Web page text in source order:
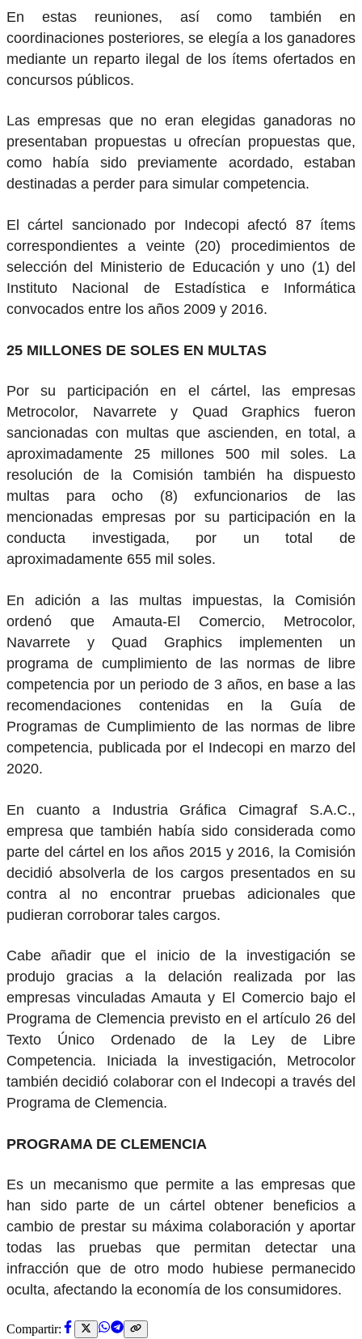
En estas reuniones, así como también en
coordinaciones posteriores, se elegía a los ganadores
mediante un reparto ilegal de los ítems ofertados en
concursos públicos.
Las empresas que no eran elegidas ganadoras no
presentaban propuestas u ofrecían propuestas que,
como había sido previamente acordado, estaban
destinadas a perder para simular competencia.
El cártel sancionado por Indecopi afectó 87 ítems
correspondientes a veinte (20) procedimientos de
selección del Ministerio de Educación y uno (1) del
Instituto Nacional de Estadística e Informática
convocados entre los años 2009 y 2016.
25 MILLONES DE SOLES EN MULTAS
Por su participación en el cártel, las empresas
Metrocolor, Navarrete y Quad Graphics fueron
sancionadas con multas que ascienden, en total, a
aproximadamente 25 millones 500 mil soles. La
resolución de la Comisión también ha dispuesto
multas para ocho (8) exfuncionarios de las
mencionadas empresas por su participación en la
conducta investigada, por un total de
aproximadamente 655 mil soles.
En adición a las multas impuestas, la Comisión
ordenó que Amauta-El Comercio, Metrocolor,
Navarrete y Quad Graphics implementen un
programa de cumplimiento de las normas de libre
competencia por un periodo de 3 años, en base a las
recomendaciones contenidas en la Guía de
Programas de Cumplimiento de las normas de libre
competencia, publicada por el Indecopi en marzo del
2020.
En cuanto a Industria Gráfica Cimagraf S.A.C.,
empresa que también había sido considerada como
parte del cártel en los años 2015 y 2016, la Comisión
decidió absolverla de los cargos presentados en su
contra al no encontrar pruebas adicionales que
pudieran corroborar tales cargos.
Cabe añadir que el inicio de la investigación se
produjo gracias a la delación realizada por las
empresas vinculadas Amauta y El Comercio bajo el
Programa de Clemencia previsto en el artículo 26 del
Texto Único Ordenado de la Ley de Libre
Competencia. Iniciada la investigación, Metrocolor
también decidió colaborar con el Indecopi a través del
Programa de Clemencia.
PROGRAMA DE CLEMENCIA
Es un mecanismo que permite a las empresas que
han sido parte de un cártel obtener beneficios a
cambio de prestar su máxima colaboración y aportar
todas las pruebas que permitan detectar una
infracción que de otro modo hubiese permanecido
oculta, afectando la economía de los consumidores.
Compartir: